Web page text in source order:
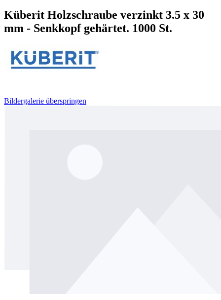
Küberit Holzschraube verzinkt 3.5 x 30
mm - Senkkopf gehärtet. 1000 St.
Bildergalerie überspringen